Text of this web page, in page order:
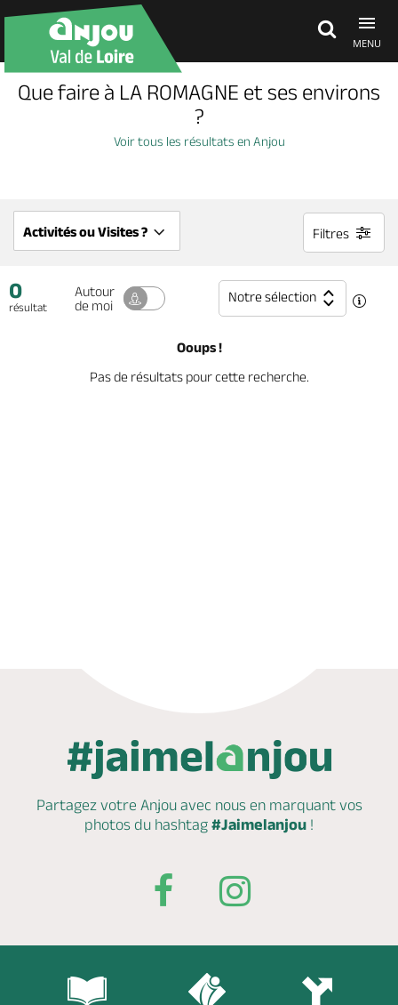
MENU
Découvrir
Agenda
Dormir, manger
Que faire à LA ROMAGNE et ses environs
?
Voir tous les résultats en Anjou
Activités ou Visites ? Filtres
0
résultat
Autour
de moi
Notre sélection
Ooups !
Pas de résultats pour cette recherche.
Partagez votre Anjou avec nous en marquantvos
photos du hashtag #Jaimelanjou !